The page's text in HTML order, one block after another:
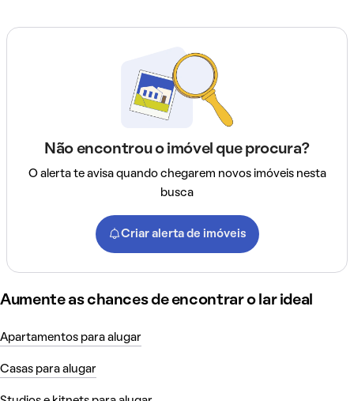
Não encontrou o imóvel que procura?
O alerta te avisa quando chegarem novos imóveis nesta
busca
Criar alerta de imóveis
Aumente as chances de encontrar o lar ideal
Apartamentos para alugar
Casas para alugar